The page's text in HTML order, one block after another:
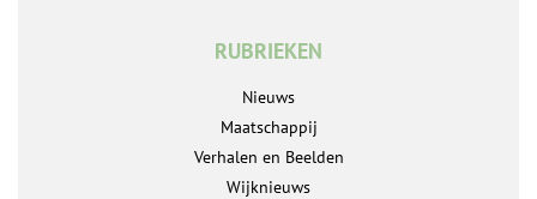
RUBRIEKEN
Nieuws
Maatschappij
Verhalen en Beelden
Wijknieuws